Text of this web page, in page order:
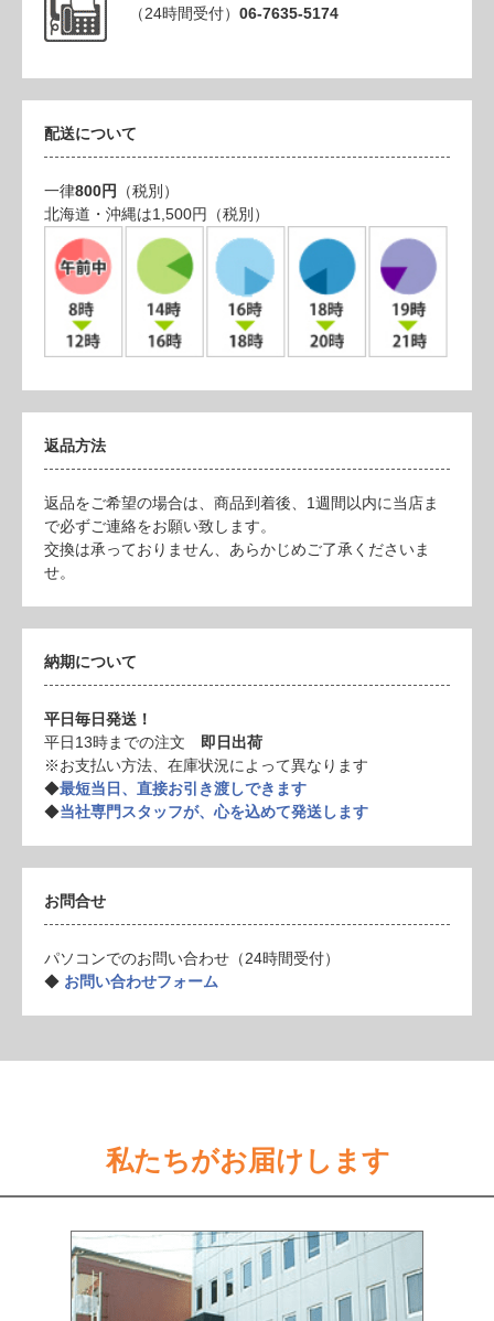
（24時間受付） 06-7635-5174
配送について
一律800円
（税別）
北海道・沖縄は1,500円（税別）
返品方法
返品をご希望の場合は、商品到着後、1週間以内に当店ま
で必ずご連絡をお願い致します。
交換は承っておりません、あらかじめご了承くださいま
せ。
納期について
平日毎日発送！
平日13時までの注文 即日出荷
※お支払い方法、在庫状況によって異なります
◆最短当日、直接お引き渡しできます
◆当社専門スタッフが、心を込めて発送します
お問合せ
パソコンでのお問い合わせ（24時間受付）
◆ お問い合わせフォーム
私たちがお届けします